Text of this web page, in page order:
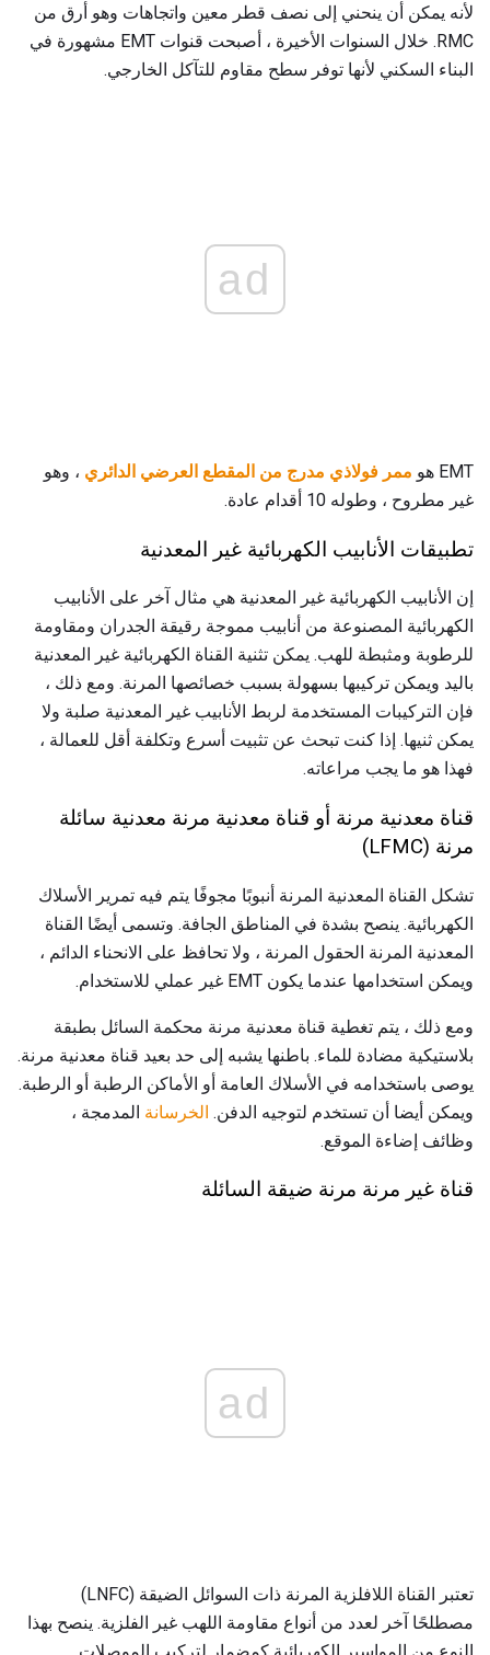
لأنه يمكن أن ينحني إلى نصف قطر معين واتجاهات وهو أرق من
RMC. خلال السنوات الأخيرة ، أصبحت قنوات EMT مشهورة في
البناء السكني لأنها توفر سطح مقاوم للتآكل الخارجي.
ad
EMT هو ممر فولاذي مدرج من المقطع العرضي الدائري ، وهو
غير مطروح ، وطوله 10 أقدام عادة.
تطبيقات الأنابيب الكهربائية غير المعدنية
إن الأنابيب الكهربائية غير المعدنية هي مثال آخر على الأنابيب
الكهربائية المصنوعة من أنابيب مموجة رقيقة الجدران ومقاومة
للرطوبة ومثبطة للهب. يمكن تثنية القناة الكهربائية غير المعدنية
باليد ويمكن تركيبها بسهولة بسبب خصائصها المرنة. ومع ذلك ،
فإن التركيبات المستخدمة لربط الأنابيب غير المعدنية صلبة ولا
يمكن ثنيها. إذا كنت تبحث عن تثبيت أسرع وتكلفة أقل للعمالة ،
فهذا هو ما يجب مراعاته.
قناة معدنية مرنة أو قناة معدنية مرنة معدنية سائلة
مرنة (LFMC)
تشكل القناة المعدنية المرنة أنبوبًا مجوفًا يتم فيه تمرير الأسلاك
الكهربائية. ينصح بشدة في المناطق الجافة. وتسمى أيضًا القناة
المعدنية المرنة الحقول المرنة ، ولا تحافظ على الانحناء الدائم ،
ويمكن استخدامها عندما يكون EMT غير عملي للاستخدام.
ومع ذلك ، يتم تغطية قناة معدنية مرنة محكمة السائل بطبقة
بلاستيكية مضادة للماء. باطنها يشبه إلى حد بعيد قناة معدنية مرنة.
يوصى باستخدامه في الأسلاك العامة أو الأماكن الرطبة أو الرطبة.
ويمكن أيضا أن تستخدم لتوجيه الدفن. الخرسانة المدمجة ،
وظائف إضاءة الموقع.
قناة غير مرنة مرنة ضيقة السائلة
ad
تعتبر القناة اللافلزية المرنة ذات السوائل الضيقة (LNFC)
مصطلحًا آخر لعدد من أنواع مقاومة اللهب غير الفلزية. ينصح بهذا